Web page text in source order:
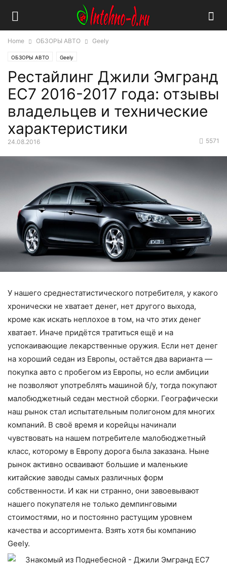
Home ОБЗОРЫ АВТО Geely
ОБЗОРЫ АВТО Geely
Рестайлинг Джили Эмгранд
ЕС7 2016-2017 года: отзывы
владельцев и технические
характеристики
24.08.2016 5571
У нашего среднестатистического потребителя, у какого
хронически не хватает денег, нет другого выхода,
кроме как искать неплохое в том, на что этих денег
хватает. Иначе придётся тратиться ещё и на
успокаивающие лекарственные оружия. Если нет денег
на хороший седан из Европы, остаётся два варианта —
покупка авто с пробегом из Европы, но если амбиции
не позволяют употреблять машиной б/у, тогда покупают
малобюджетный седан местной сборки. Географически
наш рынок стал испытательным полигоном для многих
компаний. В своё время и корейцы начинали
чувствовать на нашем потребителе малобюджетный
класс, которому в Европу дорога была заказана. Ныне
рынок активно осваивают большие и маленькие
китайские заводы самых различных форм
собственности. И как ни странно, они завоевывают
нашего покупателя не только демпинговыми
стоимостями, но и постоянно растущим уровнем
качества и ассортимента. Взять хотя бы компанию
Geely.